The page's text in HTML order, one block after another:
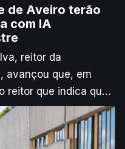
de Aveiro terão
com IA
reitor da
avançou que, em
reitor que indica que,
curriculares de
ter Inteligência
próximo ano letivo.